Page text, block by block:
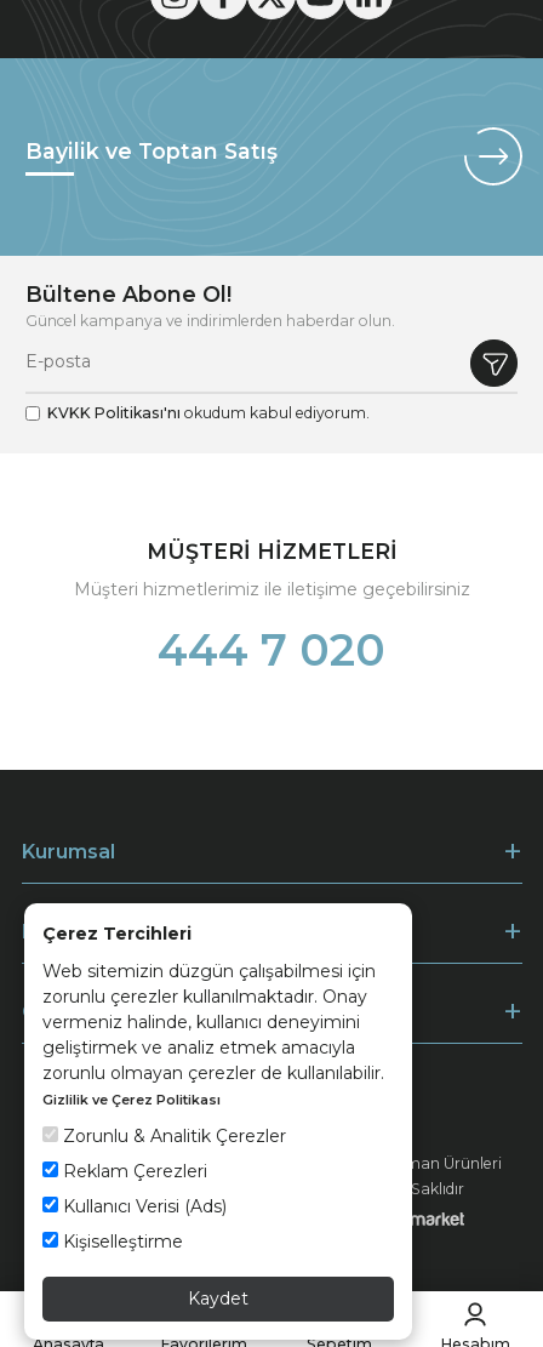
Çerez Tercihleri
Web sitemizin düzgün çalışabilmesi için
zorunlu çerezler kullanılmaktadır. Onay
vermeniz halinde, kullanıcı deneyimini
geliştirmek ve analiz etmek amacıyla
zorunlu olmayan çerezler de kullanılabilir.
Gizlilik ve Çerez Politikası
Zorunlu & Analitik Çerezler
Reklam Çerezleri
Kullanıcı Verisi (Ads)
Kişiselleştirme
Kaydet
Bayilik ve Toptan Satış
Bültene Abone Ol!
Güncel kampanya ve indirimlerden haberdar olun.
KVKK Politikası'nı okudum kabul ediyorum.
MÜŞTERİ HİZMETLERİ
Müşteri hizmetlerimiz ile iletişime geçebilirsiniz
444 7 020
Kurumsal
Müşteri Hizmetleri
Ödeme
© 2026 Ünsa Madencilik Turizm Enerji Seramik Orman Ürünleri
Elektrik Üretim San. ve Tic. A.Ş. - Tüm Hakları Saklıdır